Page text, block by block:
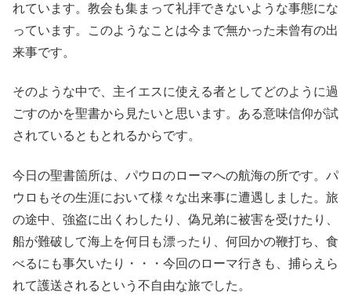
れています。教会も集まって礼拝できないような事態にな
っています。このようなことは今まで無かった未曾有の出
来事です。
そのような中で、主イエスに使える者としてどのように過
ごすのかを聖書から見たいと思います。ある意味信仰が試
されているともとれるからです。
今日の聖書箇所は、パウロのローマへの航海の所です。パ
ウロもその生涯において様々な出来事に遭遇しました。旅
の途中、強盗に出くわしたり、偽兄弟に被害を受けたり、
船が難破して海上を何日も漂ったり、何回かの鞭打ち、食
べるにも事欠いたり・・・今回のローマ行きも、捕らえら
れて護送されるという不自由な旅でした。